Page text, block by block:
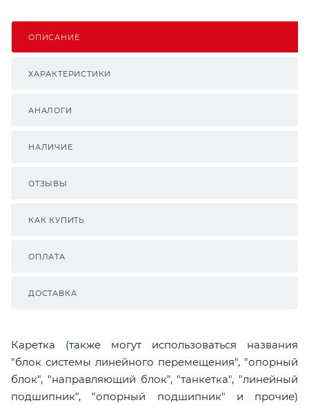
ОПИСАНИЕ
ХАРАКТЕРИСТИКИ
АНАЛОГИ
НАЛИЧИЕ
ОТЗЫВЫ
КАК КУПИТЬ
ОПЛАТА
ДОСТАВКА
Каретка (также могут использоваться названия
"блок системы линейного перемещения", "опорный
блок", "направляющий блок", "танкетка", "линейный
подшипник", "опорный подшипник" и прочие)